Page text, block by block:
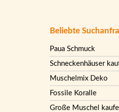
Beliebte
Paua Schmuck
Schneckenhäuser
Muschelmix Deko
Fossile Koralle
Große Muschel